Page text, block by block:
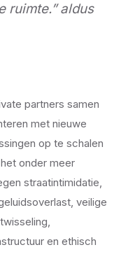
ruimte.” aldus
partners samen
met nieuwe
op te schalen
onder meer
straatintimidatie,
veilige
en ethisch